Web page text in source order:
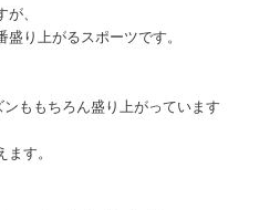
、
り上がるスポーツです。
ももちろん盛り上がっています
す。